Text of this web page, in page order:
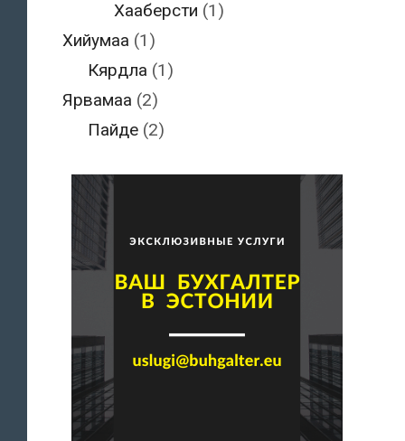
Хааберсти (1)
Хийумаа (1)
Кярдла (1)
Ярвамаа (2)
Пайде (2)